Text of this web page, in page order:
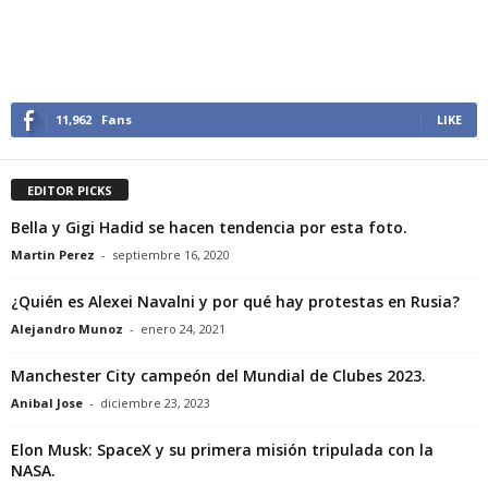
11,962 Fans LIKE
EDITOR PICKS
Bella y Gigi Hadid se hacen tendencia por esta foto.
Martin Perez - septiembre 16, 2020
¿Quién es Alexei Navalni y por qué hay protestas en Rusia?
Alejandro Munoz - enero 24, 2021
Manchester City campeón del Mundial de Clubes 2023.
Anibal Jose - diciembre 23, 2023
Elon Musk: SpaceX y su primera misión tripulada con la
NASA.